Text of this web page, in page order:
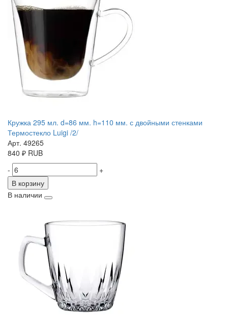
Кружка 295 мл. d=86 мм. h=110 мм. с двойными стенками
Термостекло Luigi /2/
Арт. 49265
840 ₽ RUB
-
+
В корзину
В наличии